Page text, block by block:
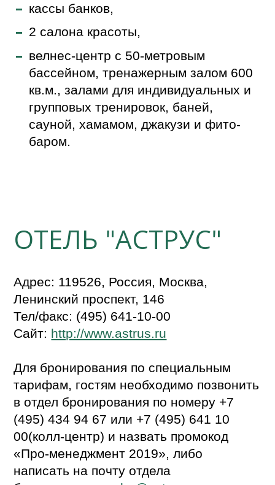
кассы банков,
2 салона красоты,
велнес-центр с 50-метровым
бассейном, тренажерным залом 600
кв.м., залами для индивидуальных и
групповых тренировок, баней,
сауной, хамамом, джакузи и фито-
баром.
ОТЕЛЬ "АСТРУС"
Адрес: 119526, Россия, Москва,
Ленинский проспект, 146
Тел/факс: (495) 641-10-00
Сайт: http://www.astrus.ru
Для бронирования по специальным
тарифам, гостям необходимо позвонить
в отдел бронирования по номеру +7
(495) 434 94 67 или +7 (495) 641 10
00(колл-центр) и назвать промокод
«Про-менеджмент 2019», либо
написать на почту отдела